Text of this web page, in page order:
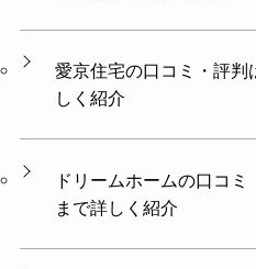
愛京住宅の口コミ・評
しく紹介
ドリームホームの口コ
まで詳しく紹介